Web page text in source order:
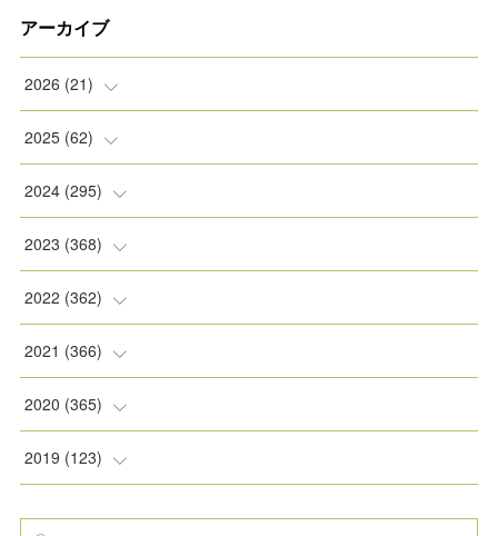
アーカイブ
2026 (21)
(2)
(2)
(2)
(5)
( 3 )
2025 (62)
(8)
(5)
(9)
(1)
( 1)
2024 (295)
(8)
(11)
(11)
(22)
( 31)
2023 (368)
(31)
(30)
(31)
(30)
2022 (362)
(30)
(30)
(30)
2021 (366)
(31)
(30)
2020 (365)
(31)
2019 (123)